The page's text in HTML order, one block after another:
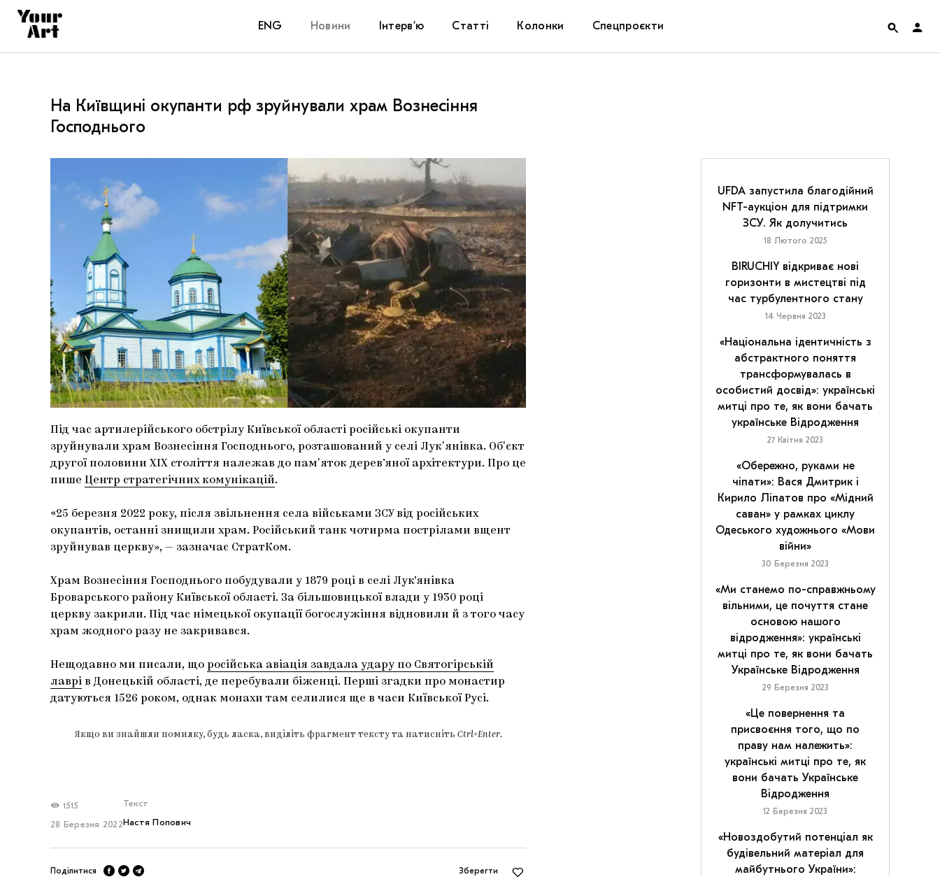
ENG Новини Інтерв’ю Статті Колонки Спецпроєкти
Carpathian Cult про різдвяні свята
На Київщині окупанти рф зруйнували храм Вознесіння
Господнього
Під час артилерійського обстрілу Київської області російські окупанти
зруйнували храм Вознесіння Господнього, розташований у селі Лукʼянівка. Обʼєкт
другої половини XIX століття належав до памʼяток дерев’яної архітектури. Про це
пише Центр стратегічних комунікацій.
«25 березня 2022 року, після звільнення села військами ЗСУ від російських
окупантів, останні знищили храм. Російський танк чотирма пострілами вщент
зруйнував церкву», — зазначає СтратКом.
Храм Вознесіння Господнього побудували у 1879 році в селі Лук’янівка
Броварського району Київської області. За більшовицької влади у 1930 році
церкву закрили. Під час німецької окупації богослужіння відновили й з того часу
храм жодного разу не закривався.
Нещодавно ми писали, що російська авіація завдала удару по Святогірській
лаврі в Донецькій області, де перебували біженці. Перші згадки про монастир
датуються 1526 роком, однак монахи там селилися ще в часи Київської Русі.
Якщо ви знайшли помилку, будь ласка, виділіть фрагмент тексту та натисніть Ctrl+Enter.
1515
28 Березня 2022
Текст
Настя Попович
Поділитися Зберегти
UFDA запустила благодійний
NFT-аукціон для підтримки
ЗСУ. Як долучитись
18 Лютого 2025
BIRUCHIY відкриває нові
горизонти в мистецтві під
час турбулентного стану
14 Червня 2023
«Національна ідентичність з
абстрактного поняття
трансформувалась в
особистий досвід»: українські
митці про те, як вони бачать
українське Відродження
27 Квітня 2023
«Обережно, руками не
чіпати»: Вася Дмитрик і
Кирило Ліпатов про «Мідний
саван» у рамках циклу
Одеського художнього «Мови
війни»
30 Березня 2023
«Ми станемо по-справжньому
вільними, це почуття стане
основою нашого
відродження»: українські
митці про те, як вони бачать
Українське Відродження
29 Березня 2023
«Це повернення та
присвоєння того, що по
праву нам належить»:
українські митці про те, як
вони бачать Українське
Відродження
12 Березня 2023
«Новоздобутий потенціал як
будівельний матеріал для
майбутнього України»: